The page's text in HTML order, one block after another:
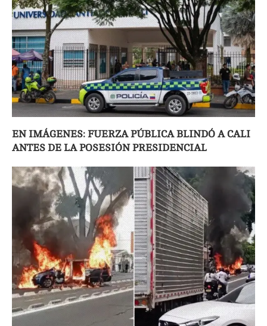
EN IMÁGENES: FUERZA PÚBLICA BLINDÓ A CALI
ANTES DE LA POSESIÓN PRESIDENCIAL